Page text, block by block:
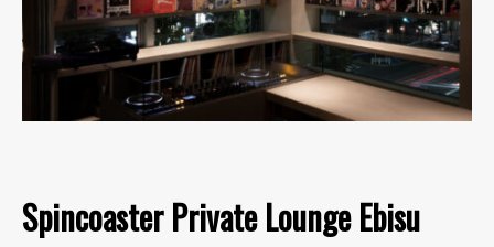
Spincoaster Private Lounge Ebisu